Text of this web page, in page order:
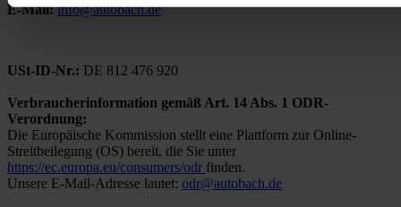
E-Mail: info@autobach.de
USt-ID-Nr.: DE 812 476 920
Verbraucherinformation gemäß Art. 14 Abs. 1 ODR-
Verordnung:
Die Europäische Kommission stellt eine Plattform zur Online-
Streitbeilegung (OS) bereit, die Sie unter
https://ec.europa.eu/consumers/odr finden.
Unsere E-Mail-Adresse lautet: odr@autobach.de